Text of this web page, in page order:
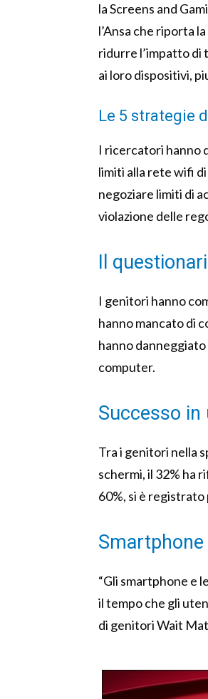
la Screens and
l’Ansa che riporta
ridurre l’impatto di
ai loro dispositivi,
Le 5 strategie
I ricercatori hanno
limiti alla rete wifi
negoziare limiti di
violazione delle
Il
I genitori hanno
hanno mancato di
hanno
computer.
Successo in
Tra i genitori nella
schermi, il 32% ha
60%, si è
“Gli smartphone e
il tempo che gli
di genitori Wait